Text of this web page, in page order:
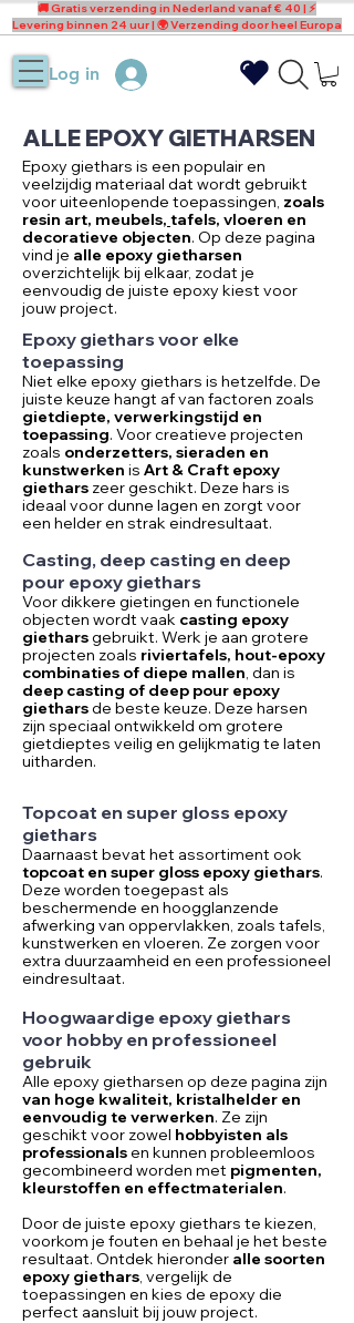
Log in
🚚 Gratis verzending in Nederland vanaf € 40 | ⚡
Levering binnen 24 uur | 🌍 Verzending door heel Europa
ALLE EPOXY GIETHARSEN
Epoxy giethars is een populair en
veelzijdig materiaal dat wordt gebruikt
voor uiteenlopende toepassingen, zoals
resin art, meubels, tafels, vloeren en
decoratieve objecten. Op deze pagina
vind je alle epoxy gietharsen
overzichtelijk bij elkaar, zodat je
eenvoudig de juiste epoxy kiest voor
jouw project.
Epoxy giethars voor elke
toepassing
Niet elke epoxy giethars is hetzelfde. De
juiste keuze hangt af van factoren zoals
gietdiepte, verwerkingstijd en
toepassing. Voor creatieve projecten
zoals onderzetters, sieraden en
kunstwerken is Art & Craft epoxy
giethars zeer geschikt. Deze hars is
ideaal voor dunne lagen en zorgt voor
een helder en strak eindresultaat.
Casting, deep casting en deep
pour epoxy giethars
Voor dikkere gietingen en functionele
objecten wordt vaak casting epoxy
gietharsgebruikt. Werk je aan grotere
projecten zoals riviertafels, hout-epoxy
combinaties of diepe mallen, dan is
deep casting of deep pour epoxy
gietharsde beste keuze. Deze harsen
zijn speciaal ontwikkeld om grotere
gietdieptes veilig en gelijkmatig te laten
uitharden.
Topcoat en super gloss epoxy
giethars
Daarnaast bevat het assortiment ook
topcoat en super gloss epoxy giethars.
Deze worden toegepast als
beschermende en hoogglanzende
afwerking van oppervlakken, zoals tafels,
kunstwerken en vloeren. Ze zorgen voor
extra duurzaamheid en een professioneel
eindresultaat.
Hoogwaardige epoxy giethars
voor hobby en professioneel
gebruik
Alle epoxy gietharsen op deze pagina zijn
van hoge kwaliteit, kristalhelder en
eenvoudig te verwerken. Ze zijn
geschikt voor zowel hobbyisten als
professionalsen kunnen probleemloos
gecombineerd worden met pigmenten,
kleurstoffen en effectmaterialen.
Door de juiste epoxy giethars te kiezen,
voorkom je fouten en behaal je het beste
resultaat. Ontdek hieronder alle soorten
epoxy giethars, vergelijk de
toepassingen en kies de epoxy die
perfect aansluit bij jouw project.